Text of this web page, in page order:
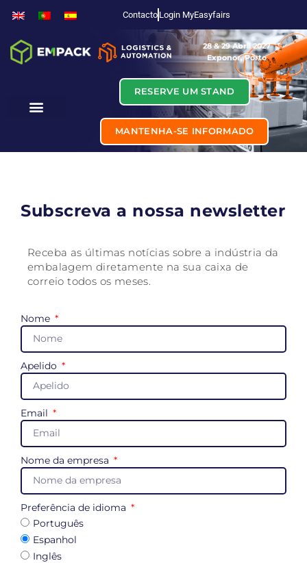
Contacto Login MyEasyfairs
28 & 29 Abril 2027
Exponor, Porto
RESERVE UM STAND
MANTENHA-SE INFORMADO
Subscreva a nossa newsletter
Receba as últimas notícias sobre a indústria da
embalagem diretamente na sua caixa de
correio todos os meses.
Nome
Apelido
Email
Nome da empresa
Preferência de idioma
Português
Espanhol
Inglês